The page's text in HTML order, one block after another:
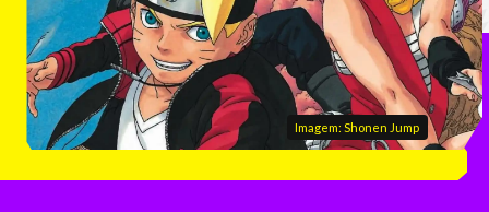
Imagem: Shonen Jump